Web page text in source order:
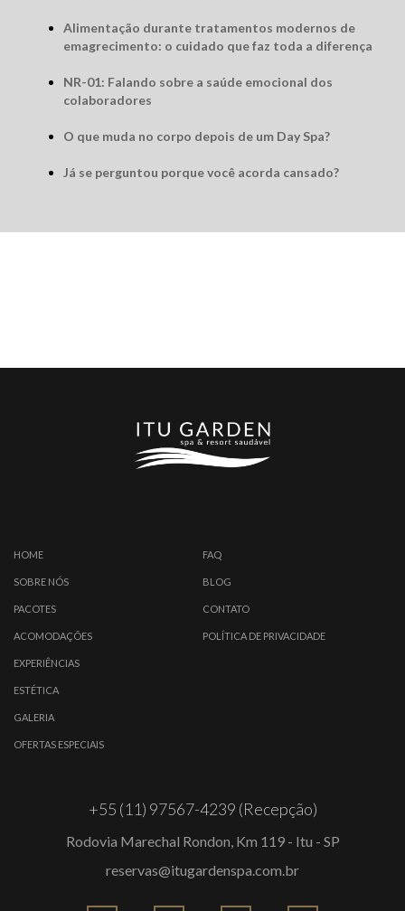
Alimentação durante tratamentos modernos de
emagrecimento: o cuidado que faz toda a diferença
NR-01: Falando sobre a saúde emocional dos
colaboradores
O que muda no corpo depois de um Day Spa?
Já se perguntou porque você acorda cansado?
HOME
SOBRE NÓS
PACOTES
ACOMODAÇÕES
EXPERIÊNCIAS
ESTÉTICA
GALERIA
OFERTAS ESPECIAIS
FAQ
BLOG
CONTATO
POLÍTICA DE PRIVACIDADE
+55 (11) 97567-4239 (Recepção)
Rodovia Marechal Rondon, Km 119 - Itu - SP
reservas@itugardenspa.com.br